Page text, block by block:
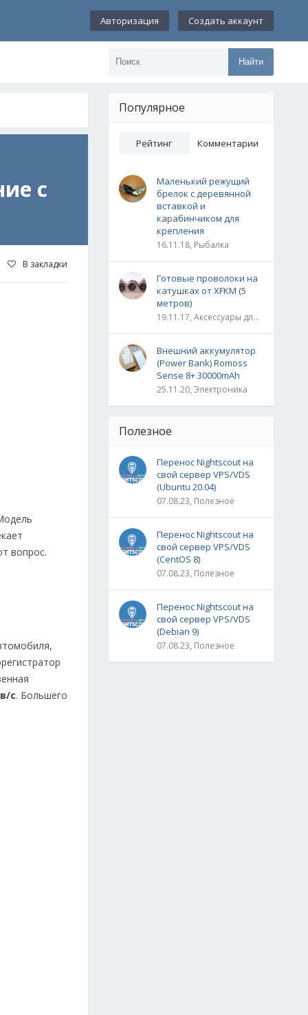
Авторизация Создать аккаунт
Найти
с
В закладки
вопрос.
с. Большего
Популярное
Рейтинг Комментарии
Маленький режущий
брелок с деревянной
вставкой и
карабинчиком для
крепления
16.11.18, Рыбалка
Готовые проволоки на
катушках от XFKM (5
метров)
19.11.17, Аксессуары для вейпинга
Внешний аккумулятор
(Power Bank) Romoss
Sense 8+ 30000mAh
25.11.20, Электроника
Полезное
Перенос Nightscout на
свой сервер VPS/VDS
(Ubuntu 20.04)
07.08.23, Полезное
Перенос Nightscout на
свой сервер VPS/VDS
(CentOS 8)
07.08.23, Полезное
Перенос Nightscout на
свой сервер VPS/VDS
(Debian 9)
07.08.23, Полезное